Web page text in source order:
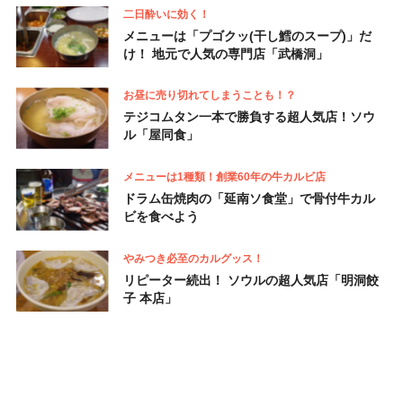
二日酔いに効く！
メニューは「プゴクッ(干し鱈のスープ)」だ
け！ 地元で人気の専門店「武橋洞」
お昼に売り切れてしまうことも！？
テジコムタン一本で勝負する超人気店！ソウ
ル「屋同食」
メニューは1種類！創業60年の牛カルビ店
ドラム缶焼肉の「延南ソ食堂」で骨付牛カル
ビを食べよう
やみつき必至のカルグッス！
リピーター続出！ ソウルの超人気店「明洞餃
子 本店」